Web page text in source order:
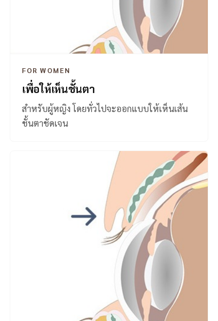
FOR WOMEN
เพื่อให้เห็นชั้นตา
สำหรับผู้หญิง โดยทั่วไปจะออกแบบให้เห็นเส้น
ชั้นตาชัดเจน